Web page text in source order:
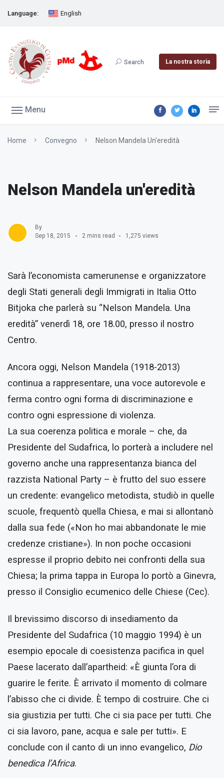
Language: English
Search La nostra storia
Menu
Home Convegno Nelson Mandela Un'eredità
Nelson Mandela un'eredità
By
Sep 18, 2015
2 mins read 1,275 views
Sarà l’economista camerunense e organizzatore
degli Stati generali degli Immigrati in Italia Otto
Bitjoka che parlerà su “Nelson Mandela. Una
eredità” venerdì 18, ore 18.00, presso il nostro
Centro.
Ancora oggi, Nelson Mandela (1918-2013)
continua a rappresentare, una voce autorevole e
ferma contro ogni forma di discriminazione e
contro ogni espressione di violenza.
La sua coerenza politica e morale – che, da
Presidente del Sudafrica, lo porterà a includere nel
governo anche una rappresentanza bianca del
razzista National Party – è frutto del suo essere
un credente: evangelico metodista, studiò in quelle
scuole, frequentò quella Chiesa, e mai si allontanò
dalla sua fede («Non ho mai abbandonate le mie
credenze cristiane»). In non poche occasioni
espresse il proprio debito nei confronti della sua
Chiesa; la prima tappa in Europa lo portò a Ginevra,
presso il Consiglio ecumenico delle Chiese (Cec).
Il brevissimo discorso di insediamento da
Presidente del Sudafrica (10 maggio 1994) è un
esempio epocale di coesistenza pacifica in quel
Paese lacerato dall’apartheid: «È giunta l’ora di
guarire le ferite. È arrivato il momento di colmare
l’abisso che ci divide. È tempo di costruire. Che ci
sia giustizia per tutti. Che ci sia pace per tutti. Che
ci sia lavoro, pane, acqua e sale per tutti». E
conclude con il canto di un inno evangelico, Dio
benedica l’Africa.